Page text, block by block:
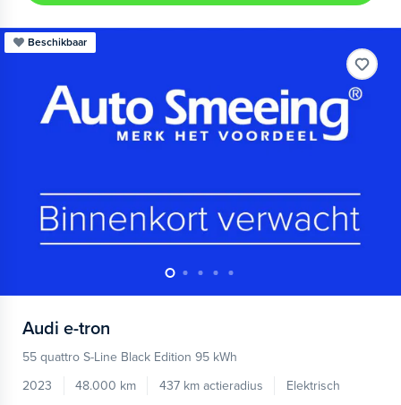
Beschikbaar
Audi e-tron
55 quattro S-Line Black Edition 95 kWh
2023
48.000 km 437 km actieradius
Elektrisch